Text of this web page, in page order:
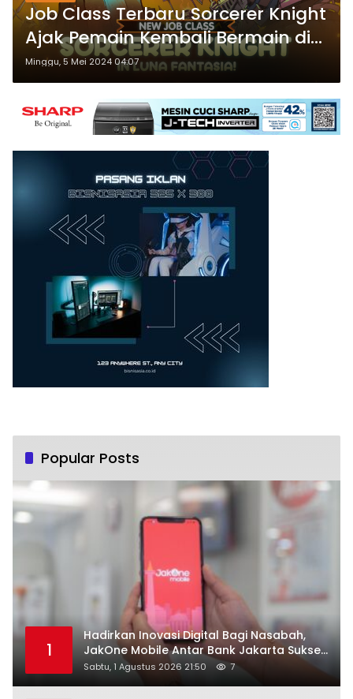
Job Class Terbaru Sorcerer Knight
Ajak Pemain Kembali Bermain di
Luna Fantasia
Minggu, 5 Mei 2024 04:07
Popular Posts
1
Hadirkan Inovasi Digital Bagi Nasabah,
JakOne Mobile Antar Bank Jakarta Sukses
Raih Digital Excellence Awards 2026
Sabtu, 1 Agustus 2026 21:50 7